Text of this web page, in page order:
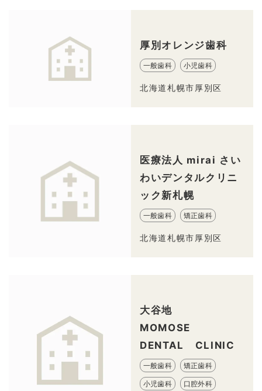
厚別オレンジ歯科
一般歯科 小児歯科
北海道札幌市厚別区
医療法人 mirai さい
わいデンタルクリニ
ック新札幌
一般歯科 矯正歯科
北海道札幌市厚別区
大谷地
MOMOSE
DENTAL CLINIC
一般歯科 矯正歯科
小児歯科 口腔外科